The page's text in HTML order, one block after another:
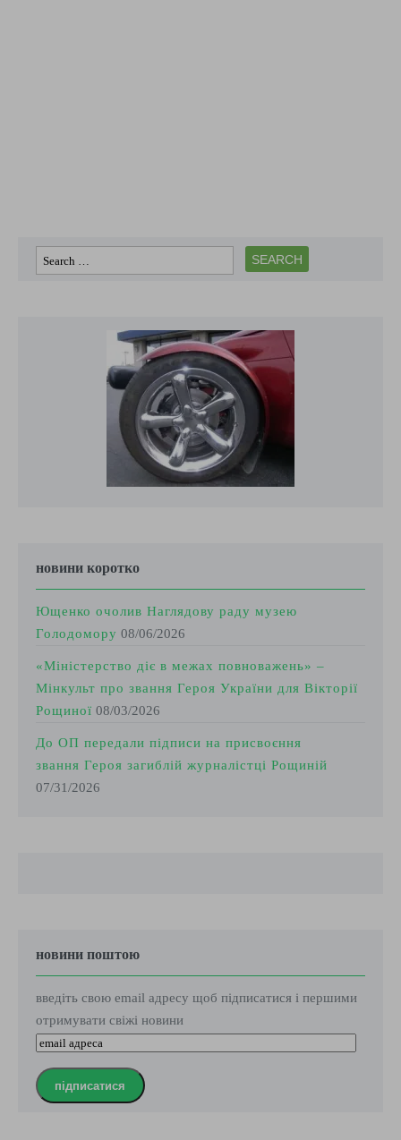
новини коротко
Ющенко очолив Наглядову раду музею
Голодомору 08/06/2026
«Міністерство діє в межах повноважень» –
Мінкульт про звання Героя України для Вікторії
Рощиної 08/03/2026
До ОП передали підписи на присвоєння
звання Героя загиблій журналістці Рощиній
07/31/2026
новини поштою
введіть свою email адресу щоб підписатися і першими
отримувати свіжі новини
підписатися